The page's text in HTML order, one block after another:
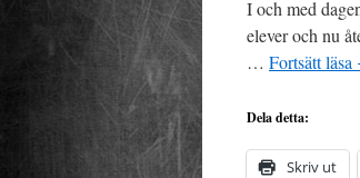
I och med
elever och nu
… Fortsätt läsa
Dela detta:
Skriv ut